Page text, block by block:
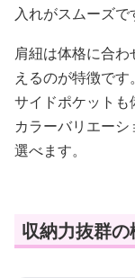
入れがスムーズで
肩紐は体格に合
えるのが特徴です。
サイドポケットも
カラーバリエー
選べます。
収納力抜群